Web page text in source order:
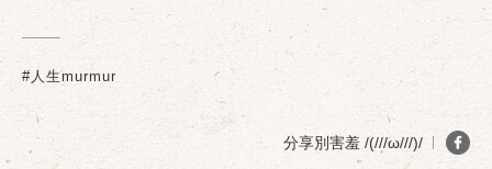
#人生murmur
分享別害羞 /(///ω///)/